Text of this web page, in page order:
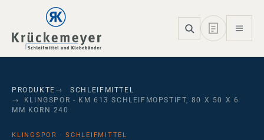
Skip to main navigation
Skip to main content
Skip to page footer
PRODUKTE
SCHLEIFMITTEL
KLINGSPOR - KM 613 SCHLEIFMOPSTIFT, 80 X 50 X 6
MM KORN 240
KLINGSPOR · SCHLEIFMITTEL